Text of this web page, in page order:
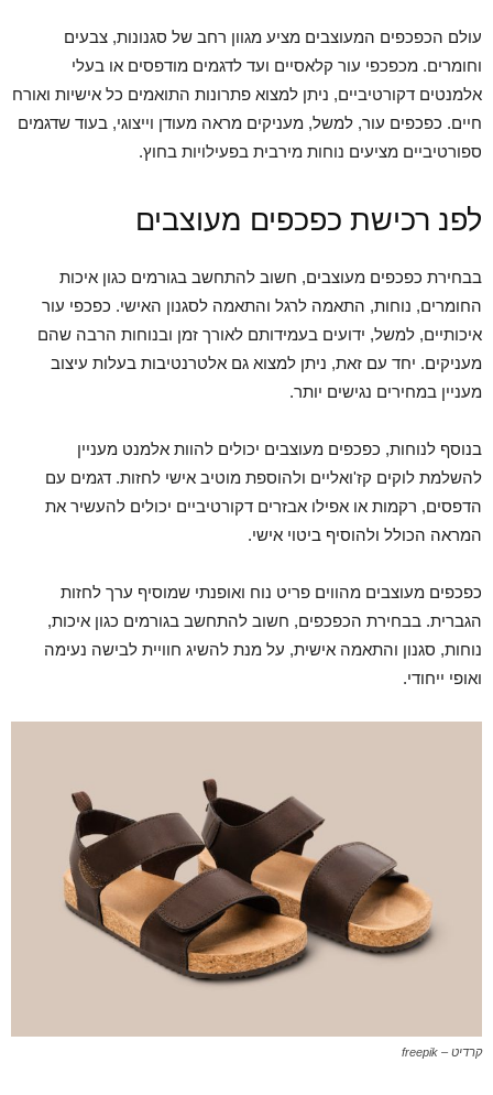
עולם הכפכפים המעוצבים מציע מגוון רחב של סגנונות, צבעים
וחומרים. מכפכפי עור קלאסיים ועד לדגמים מודפסים או בעלי
אלמנטים דקורטיביים, ניתן למצוא פתרונות התואמים כל אישיות ואורח
חיים. כפכפים עור, למשל, מעניקים מראה מעודן וייצוגי, בעוד שדגמים
ספורטיביים מציעים נוחות מירבית בפעילויות בחוץ.
לפנ רכישת כפכפים מעוצבים
בבחירת כפכפים מעוצבים, חשוב להתחשב בגורמים כגון איכות
החומרים, נוחות, התאמה לרגל והתאמה לסגנון האישי. כפכפי עור
איכותיים, למשל, ידועים בעמידותם לאורך זמן ובנוחות הרבה שהם
מעניקים. יחד עם זאת, ניתן למצוא גם אלטרנטיבות בעלות עיצוב
מעניין במחירים נגישים יותר.
בנוסף לנוחות, כפכפים מעוצבים יכולים להוות אלמנט מעניין
להשלמת לוקים קז'ואליים ולהוספת מוטיב אישי לחזות. דגמים עם
הדפסים, רקמות או אפילו אבזרים דקורטיביים יכולים להעשיר את
המראה הכולל ולהוסיף ביטוי אישי.
כפכפים מעוצבים מהווים פריט נוח ואופנתי שמוסיף ערך לחזות
הגברית. בבחירת הכפכפים, חשוב להתחשב בגורמים כגון איכות,
נוחות, סגנון והתאמה אישית, על מנת להשיג חוויית לבישה נעימה
ואופי ייחודי.
קרדיט – freepik